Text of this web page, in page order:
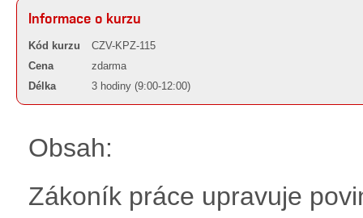
Informace o kurzu
Kód kurzu
CZV-KPZ-115
Cena
zdarma
Délka
3 hodiny (9:00-12:00)
Obsah:
Zákoník práce upravuje